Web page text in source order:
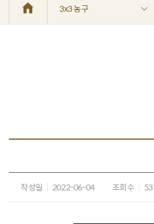
3x3 농구
작성일 2022-06-04 조회수